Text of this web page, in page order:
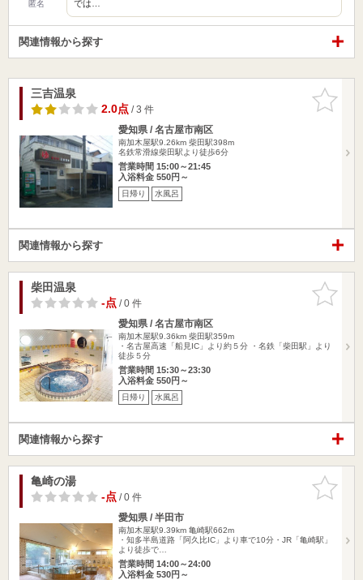
匿名
では…
関連情報から探す
お気に入
りに追加
三吉温泉
2.0点/ 3 件
愛知県 / 名古屋市南区
南加木屋駅9.26km 柴田駅398m
名鉄常滑線柴田駅より徒歩6分
営業時間 15:00～21:45
入浴料金 550円～
日帰り 水風呂
関連情報から探す
お気に入
りに追加
柴田温泉
-点/ 0 件
愛知県 / 名古屋市南区
南加木屋駅9.36km 柴田駅359m
・名古屋高速「船見IC」より約５分 ・名鉄「柴田駅」より
徒歩５分
営業時間 15:30～23:30
入浴料金 550円～
日帰り 水風呂
関連情報から探す
お気に入
りに追加
亀崎の湯
-点/ 0 件
愛知県 / 半田市
南加木屋駅9.39km 亀崎駅662m
・知多半島道路「阿久比IC」より車で10分・JR「亀崎駅」
より徒歩で…
営業時間 14:00～24:00
入浴料金 530円～